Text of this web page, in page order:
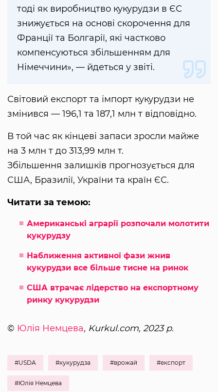
тоді як виробництво кукурудзи в ЄС
знижується на основі скорочення для
Франції та Болгарії, які частково
компенсуються збільшенням для
Німеччини», — йдеться у звіті.
Світовий експорт та імпорт кукурудзи не
змінився — 196,1 та 187,1 млн т відповідно.
В той час як кінцеві запаси зросли майже
на 3 млн т до 313,99 млн т.
Збільшення залишків прогнозується для
США, Бразилії, України та країн ЄС.
Читати за темою:
Американські аграрії розпочали молотити
кукурудзу
Наближення активної фази жнив
кукурудзи все більше тисне на ринок
США втрачає лідерство на експортному
ринку кукурудзи
© Юлія Немцева, Kurkul.com, 2023 р.
#USDA #кукурудза #врожай #експорт
#Юлія Немцева